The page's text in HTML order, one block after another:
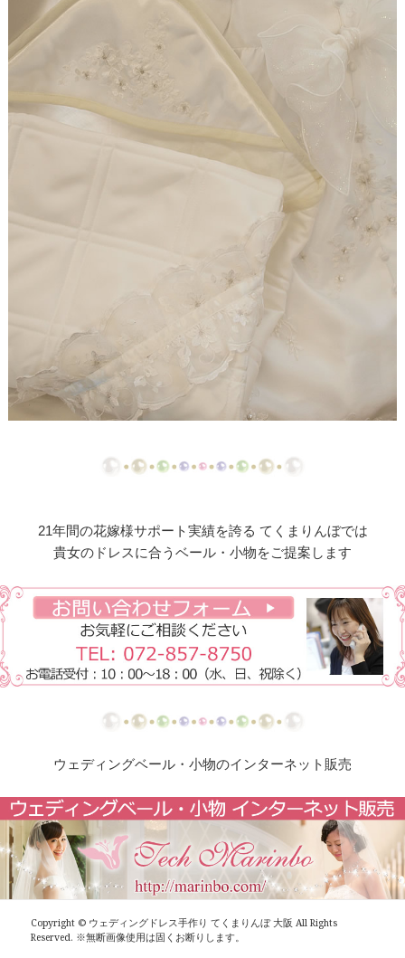
【ドレスリメイク】豪華レースのミニチュアドレス
【ドレスリメイク】オーバードレス付きのベビード
レス
【ドレスリメイク】バッグ＆ポーチとフォトスタン
【ドレスリメイク】シフォンオーガンジーのベビー
【ドレスリメイク】フリルとレースの幸せベビード
【ドレスリメイク】ラッフルフリルのベビードレス
【ドレスリメイク】ピンクフリルのベビードレス
【ドレスリメイク】豪華レースのベビードレス＆お
くるみ
【ドレスリメイク】3世代をつなぐベビードレス
ードレス
レス
【ドレスリメイク】オーガンジーレースの華やかベ
ビードレス
【ドレスリメイク】レース使いのベビードレス＆ス
タイ
【ドレスリメイク】総レースのお宮参りケープ
【ドレスリメイク】ベビーベスト＆オーバースカー
ト
【ドレスリメイク】アシメトリーなレース使いのミ
ニチュアドレス
21年間の花嫁様サポート実績を誇る てくまりんぼでは
貴女のドレスに合うベール・小物をご提案します
ウェディングベール・小物のインターネット販売
Copyright © ウェディングドレス手作り てくまりんぼ 大阪All Rights
Reserved. ※無断画像使用は固くお断りします。